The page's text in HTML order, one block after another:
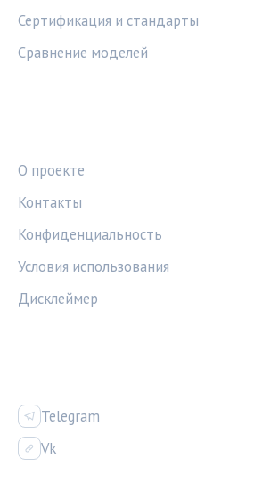
Сертификация и стандарты
Сравнение моделей
О проекте
Контакты
Конфиденциальность
Условия использования
Дисклеймер
Telegram
Vk